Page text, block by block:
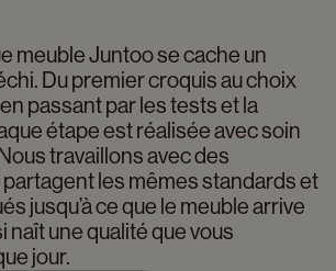
meuble Juntoo se cache un
Du premier croquis au choix
passant par les tests et la
étape est réalisée avec soin
travaillons avec des
les mêmes standards et
jusqu’à ce que le meuble arrive
naît une qualité que vous
jour.